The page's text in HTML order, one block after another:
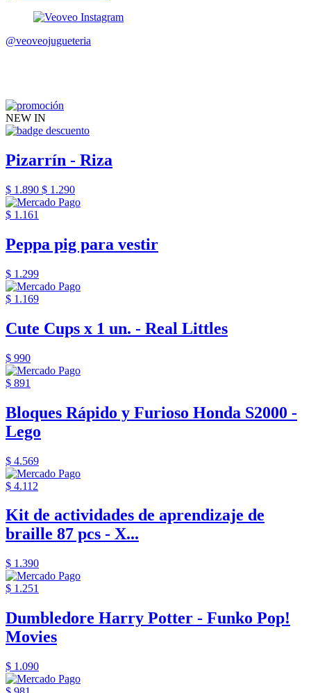
@veoveojugueteria
NEW IN
Pizarrín - Riza
$ 1.890 $ 1.290
$ 1.161
Peppa pig para vestir
$ 1.299
$ 1.169
Cute Cups x 1 un. - Real Littles
$ 990
$ 891
Bloques Rápido y Furioso Honda S2000 -
Lego
$ 4.569
$ 4.112
Kit de actividades de aprendizaje de
braille 87 pcs - X...
$ 1.390
$ 1.251
Dumbledore Harry Potter - Funko Pop!
Movies
$ 1.090